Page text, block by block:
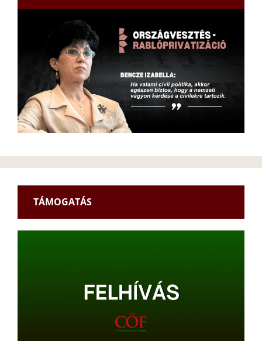
TÁMOGATÁS